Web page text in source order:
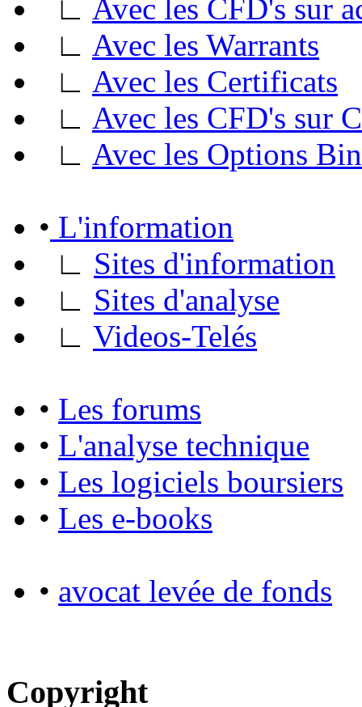
∟ Avec les CFD's sur
∟ Avec les Warrants
∟ Avec les Certificats
∟ Avec les CFD's sur
∟ Avec les Options
• L'information
∟ Sites d'information
∟ Sites d'analyse
∟ Videos-Telés
• Les forums
• L'analyse technique
• Les logiciels boursiers
• Les e-books
• avocat levée de fonds
Copyright